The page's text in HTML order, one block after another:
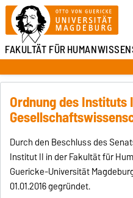
FAKULTÄT FÜR
Ordnung des Instituts
Durch den Beschluss des
Institut II in der Fakultät für
Guericke-Universität
01.01.2016 gegründet.